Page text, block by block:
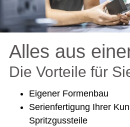
Alles aus
Die Vorteile für
Eigener Formenbau
Serienfertigung Ihrer
Spritzgussteile